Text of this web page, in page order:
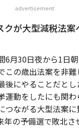
advertisement
クが大型減税法
6月30日夜から1日
この歳出法案を非
後にやることだと
運動をしたにも関
つながる大型法案
年の予備選で敗北さ